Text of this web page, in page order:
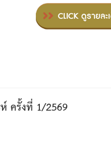
ครั้งที่ 1/2569